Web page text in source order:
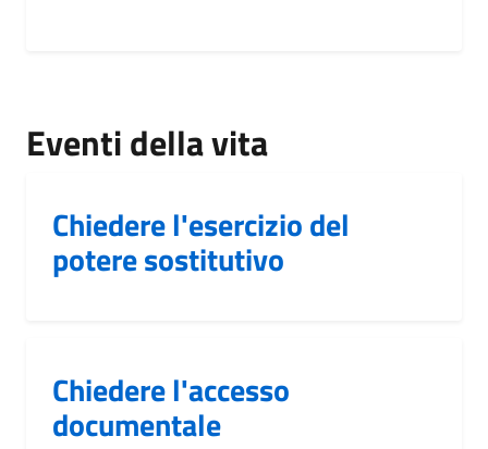
Eventi della vita
Chiedere l'esercizio del
potere sostitutivo
Chiedere l'accesso
documentale